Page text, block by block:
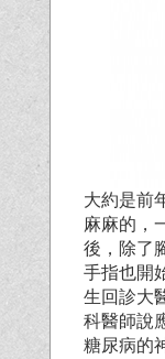
大約是前
麻麻的，
後，除了
手指也開
生回診大
科醫師說
糖尿病的